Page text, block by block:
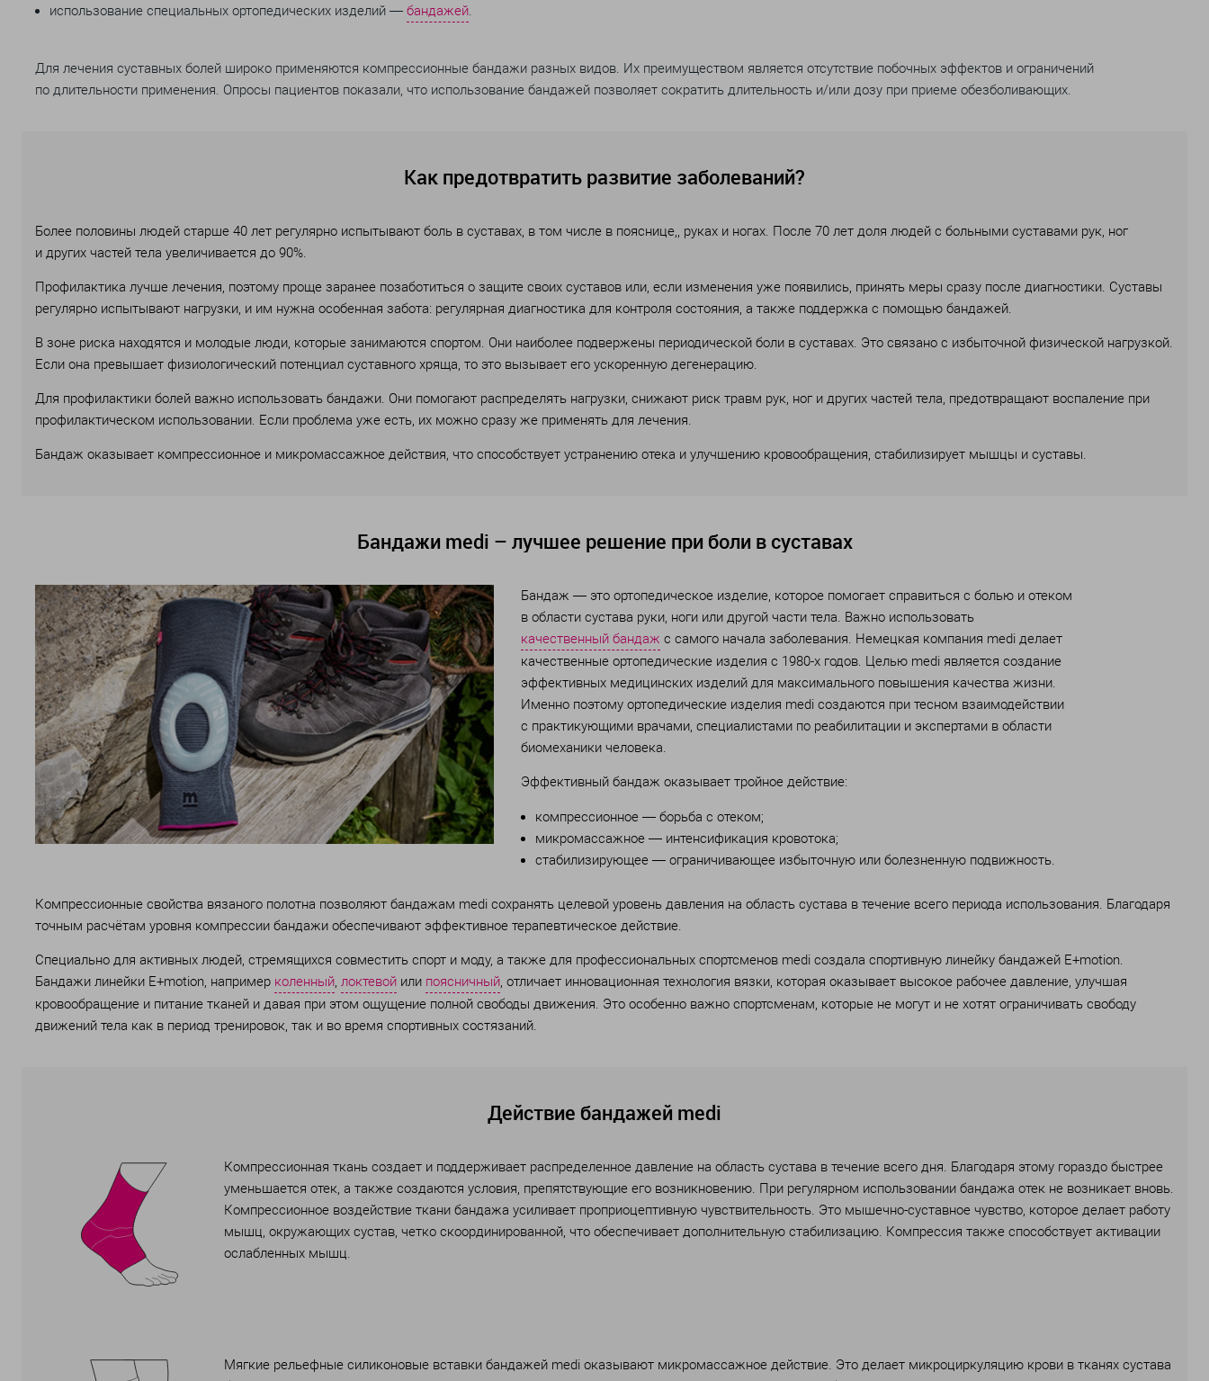
использование специальных ортопедических изделий — бандажей
Для лечения суставных болей широко применяются компрессионные бандажи разных видов. Их преимуществом является отсутствие побочных эффектов и ограничений
по длительности применения. Опросы пациентов показали, что использование бандажей позволяет сократить длительность и/или дозу при приеме обезболивающих.
Как предотвратить развитие заболеваний?
Более половины людей старше 40 лет регулярно испытывают боль в суставах, в том числе в пояснице,, руках и ногах. После 70 лет доля людей с больными суставами рук, ног
и других частей тела увеличивается до 90%.
Профилактика лучше лечения, поэтому проще заранее позаботиться о защите своих суставов или, если изменения уже появились, принять меры сразу после диагностики. Суставы
регулярно испытывают нагрузки, и им нужна особенная забота: регулярная диагностика для контроля состояния, а также поддержка с помощью бандажей.
В зоне риска находятся и молодые люди, которые занимаются спортом. Они наиболее подвержены периодической боли в суставах. Это связано с избыточной физической нагрузкой.
Если она превышает физиологический потенциал суставного хряща, то это вызывает его ускоренную дегенерацию.
Для профилактики болей важно использовать бандажи. Они помогают распределять нагрузки, снижают риск травм рук, ног и других частей тела, предотвращают воспаление при
профилактическом использовании. Если проблема уже есть, их можно сразу же применять для лечения.
Бандаж оказывает компрессионное и микромассажное действия, что способствует устранению отека и улучшению кровообращения, стабилизирует мышцы и суставы.
Бандажи medi – лучшее решение при боли в суставах
Бандаж — это ортопедическое изделие, которое помогает справиться с болью и отеком
в области сустава руки, ноги или другой части тела. Важно использовать
качественный бандаж с самого начала заболевания. Немецкая компания medi делает
качественные ортопедические изделия с 1980-х годов. Целью medi является создание
эффективных медицинских изделий для максимального повышения качества жизни.
Именно поэтому ортопедические изделия medi создаются при тесном взаимодействии
с практикующими врачами, специалистами по реабилитации и экспертами в области
биомеханики человека.
Эффективный бандаж оказывает тройное действие:
компрессионное — борьба с отеком;
микромассажное — интенсификация кровотока;
стабилизирующее — ограничивающее избыточную или болезненную подвижность.
Компрессионные свойства вязаного полотна позволяют бандажам medi сохранять целевой уровень давления на область сустава в течение всего периода использования. Благодаря
точным расчётам уровня компрессии бандажи обеспечивают эффективное терапевтическое действие.
Специально для активных людей, стремящихся совместить спорт и моду, а также для профессиональных спортсменов medi создала спортивную линейку бандажей E+motion.
Бандажи линейки E+motion, например коленный, локтевой или поясничный, отличает инновационная технология вязки, которая оказывает высокое рабочее давление, улучшая
кровообращение и питание тканей и давая при этом ощущение полной свободы движения. Это особенно важно спортсменам, которые не могут и не хотят ограничивать свободу
движений тела как в период тренировок, так и во время спортивных состязаний.
Действие бандажей medi
Компрессионная ткань создает и поддерживает распределенное давление на область сустава в течение всего дня. Благодаря этому гораздо быстрее
уменьшается отек, а также создаются условия, препятствующие его возникновению. При регулярном использовании бандажа отек не возникает вновь.
Компрессионное воздействие ткани бандажа усиливает проприоцептивную чувствительность. Это мышечно-суставное чувство, которое делает работу
мышц, окружающих сустав, четко скоординированной, что обеспечивает дополнительную стабилизацию. Компрессия также способствует активации
ослабленных мышц.
Мягкие рельефные силиконовые вставки бандажей medi оказывают микромассажное действие. Это делает микроциркуляцию крови в тканях сустава